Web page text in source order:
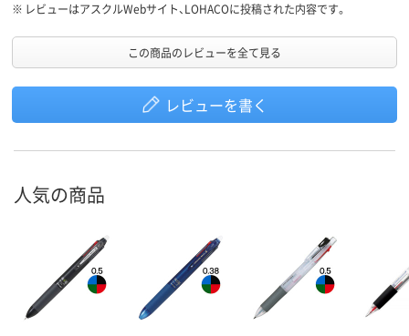
※ レビューはアスクルWebサイト、LOHACOに投稿された内容です。
この商品のレビューを全て見る
レビューを書く
人気の商品